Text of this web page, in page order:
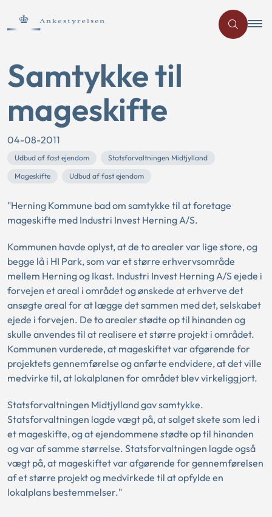
Samtykke til
mageskifte
04-08-2011
Udbud af fast ejendom
Statsforvaltningen Midtjylland
Mageskifte
Udbud af fast ejendom
"Herning Kommune bad om samtykke til at foretage
mageskifte med Industri Invest Herning A/S.
Kommunen havde oplyst, at de to arealer var lige store, og
begge lå i HI Park, som var et større erhvervsområde
mellem Herning og Ikast. Industri Invest Herning A/S ejede i
forvejen et areal i området og ønskede at erhverve det
ansøgte areal for at lægge det sammen med det, selskabet
ejede i forvejen. De to arealer stødte op til hinanden og
skulle anvendes til at realisere et større projekt i området.
Kommunen vurderede, at mageskiftet var afgørende for
projektets gennemførelse og anførte endvidere, at det ville
medvirke til, at lokalplanen for området blev virkeliggjort.
Statsforvaltningen Midtjylland gav samtykke.
Statsforvaltningen lagde vægt på, at salget skete som led i
et mageskifte, og at ejendommene stødte op til hinanden
og var af samme størrelse. Statsforvaltningen lagde også
vægt på, at mageskiftet var afgørende for gennemførelsen
af et større projekt og medvirkede til at opfylde en
lokalplans bestemmelser."